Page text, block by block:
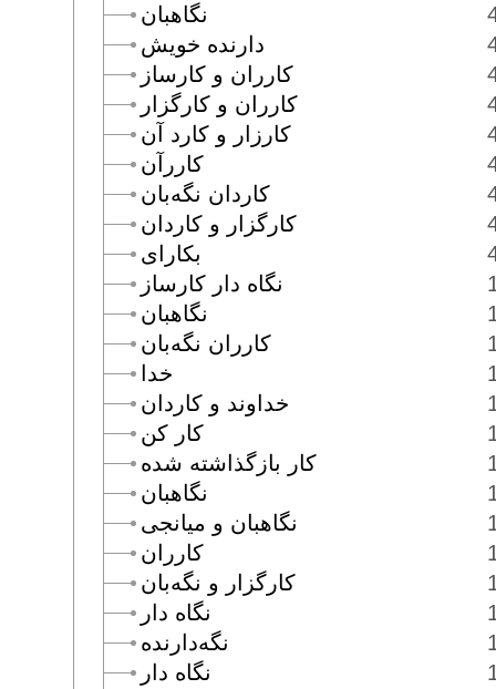
نگاهبان
دارنده خويش
كارران و كارساز
كارران و كارگزار
كارزار و كارد آن
كاررآن
كاردان نگه‌بان
كارگزار و كاردان
بكاراى
نگاه دار كارساز
نگاهبان
كارران نگه‌بان
خدا
خداوند و كاردان
كار كن
كار بازگذاشته شده
نگاهبان
نگاهبان و ميانجى
كارران
كارگزار و نگه‌بان
نگاه دار
نگه‌دارنده
نگاه دار